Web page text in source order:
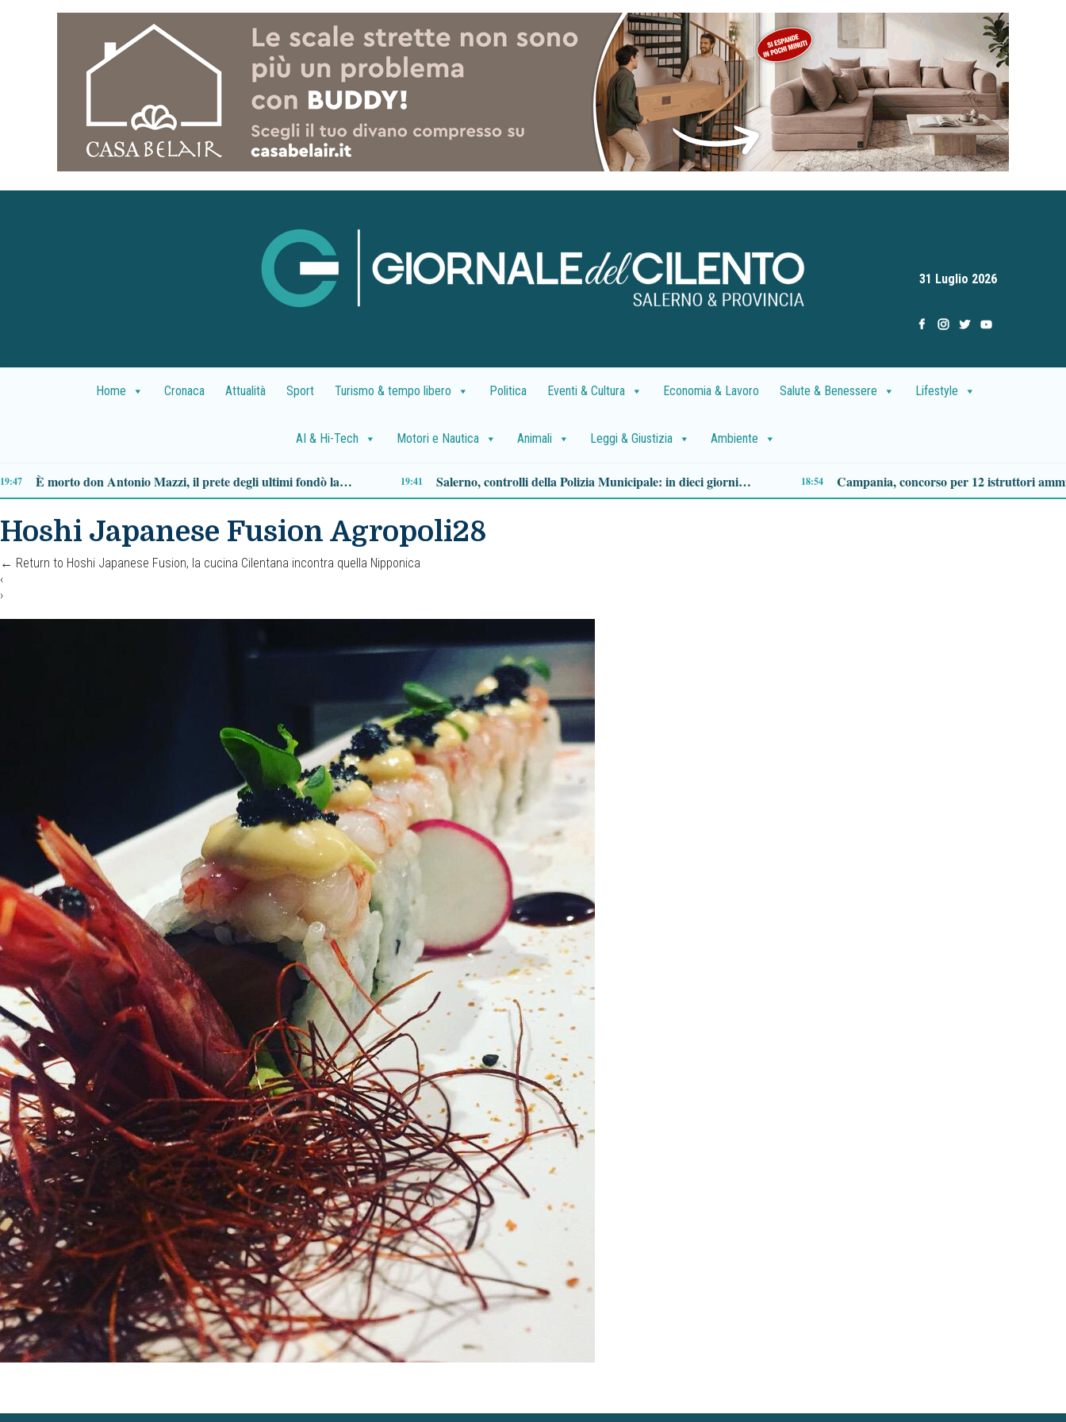
31 Luglio 2026
Home Cronaca Attualità Sport Turismo & tempo libero Politica Eventi & Cultura Economia & Lavoro Salute & Benessere Lifestyle
AI & Hi-Tech Motori e Nautica Animali Leggi & Giustizia Ambiente
Ascea, Pietro D’Angiolillo: «La nuova giunta guarda al futuro, con gli occhi del passato» 13:11 Premio Terre del Bussento: a Roberto Fico il riconoscimento nella serata inaugurale a Sapri 12:50 Come vestirsi in stile preppy: i capi
Hoshi Japanese Fusion Agropoli28
← Return to Hoshi Japanese Fusion, la cucina Cilentana incontra quella Nipponica
‹
›